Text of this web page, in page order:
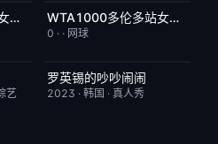
5.0
WTA1000多伦多站女单第三轮：萨巴伦卡VS张帅 今日更新 2.0
WTA1000多伦多站女单第三轮：佩古拉VS拉克西莫娃
0 · · 网球
艺
昨日更新
罗英锡的吵吵闹闹
2023 · 韩国 · 真人秀